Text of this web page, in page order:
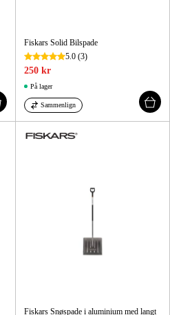
Fiskars Solid Bilspade
5.0 (3)
250 kr
På lager
Sammenlign
Fiskars Snøspade i aluminium med langt